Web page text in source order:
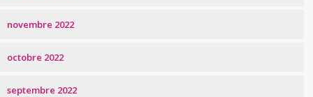
novembre 2022
octobre 2022
septembre 2022